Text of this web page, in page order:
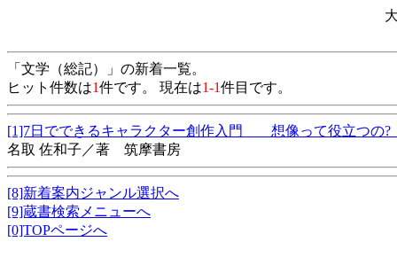
「文学（総記）」の新着一覧。
ヒット件数は1件です。 現在は1-1件目です。
[1]7日でできるキャラクター創作入門 想像って役立つ
名取 佐和子／著 筑摩書房
[8]新着案内ジャンル選択へ
[9]蔵書検索メニューへ
[0]TOPページへ